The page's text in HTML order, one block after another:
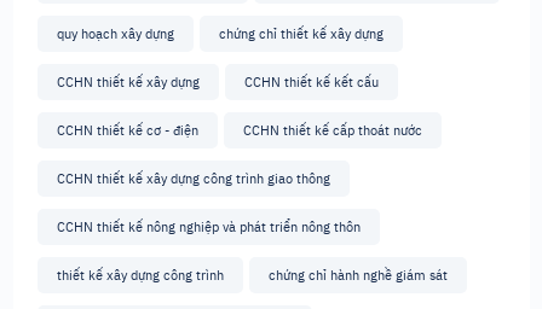
quy hoạch xây dựng chứng chỉ thiết kế xây dựng
CCHN thiết kế xây dựng CCHN thiết kế kết cấu
CCHN thiết kế cơ - điện CCHN thiết kế cấp thoát nước
CCHN thiết kế xây dựng công trình giao thông
CCHN thiết kế nông nghiệp và phát triển nông thôn
thiết kế xây dựng công trình chứng chỉ hành nghề giám sát